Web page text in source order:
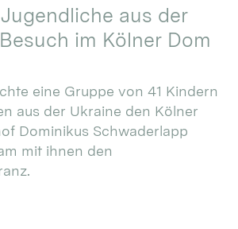
aus der
im Kölner Dom
eine Gruppe von 41 Kindern
aus der Ukraine den Kölner
Dominikus Schwaderlapp
mit ihnen den